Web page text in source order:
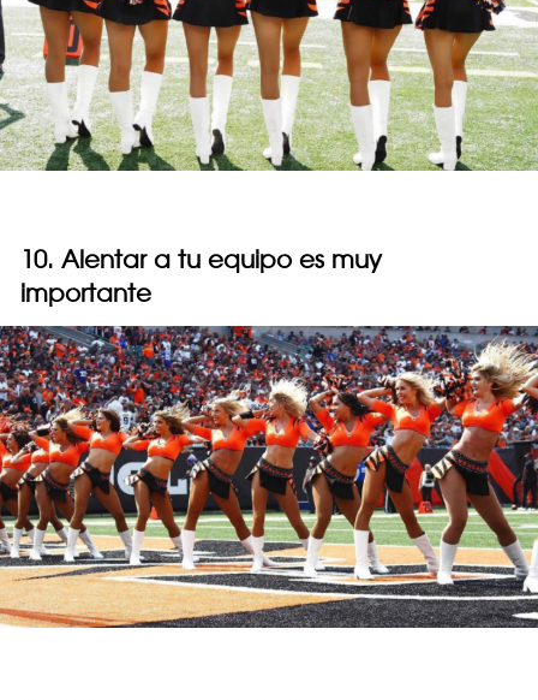
10. Alentar a tu equipo es muy
importante